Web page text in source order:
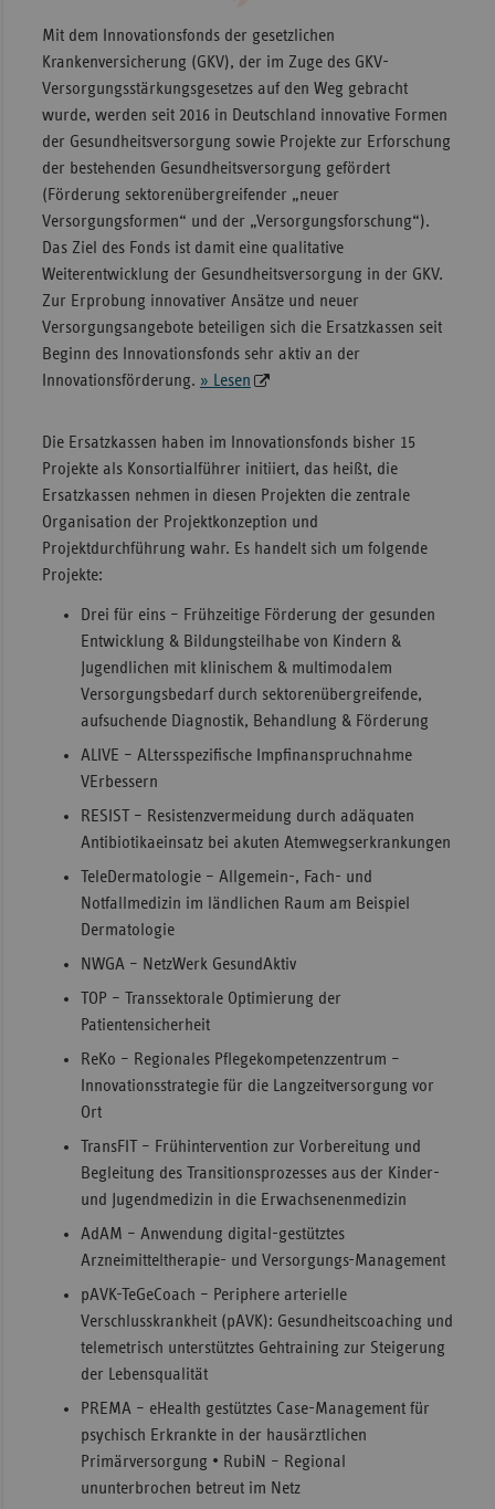
Mit dem Innovationsfonds der gesetzlichen
Krankenversicherung (GKV), der im Zuge des GKV-
Versorgungsstärkungsgesetzes auf den Weg gebracht
wurde, werden seit 2016 in Deutschland innovative Formen
der Gesundheitsversorgung sowie Projekte zur Erforschung
der bestehenden Gesundheitsversorgung gefördert
(Förderung sektorenübergreifender „neuer
Versorgungsformen“ und der „Versorgungsforschung“).
Das Ziel des Fonds ist damit eine qualitative
Weiterentwicklung der Gesundheitsversorgung in der GKV.
Zur Erprobung innovativer Ansätze und neuer
Versorgungsangebote beteiligen sich die Ersatzkassen seit
Beginn des Innovationsfonds sehr aktiv an der
Innovationsförderung. » Lesen
Die Ersatzkassen haben im Innovationsfonds bisher 15
Projekte als Konsortialführer initiiert, das heißt, die
Ersatzkassen nehmen in diesen Projekten die zentrale
Organisation der Projektkonzeption und
Projektdurchführung wahr. Es handelt sich um folgende
Projekte:
Drei für eins – Frühzeitige Förderung der gesunden
Entwicklung & Bildungsteilhabe von Kindern &
Jugendlichen mit klinischem & multimodalem
Versorgungsbedarf durch sektorenübergreifende,
aufsuchende Diagnostik, Behandlung & Förderung
ALIVE – ALtersspezifische Impfinanspruchnahme
VErbessern
RESIST – Resistenzvermeidung durch adäquaten
Antibiotikaeinsatz bei akuten Atemwegserkrankungen
TeleDermatologie – Allgemein-, Fach- und
Notfallmedizin im ländlichen Raum am Beispiel
Dermatologie
NWGA – NetzWerk GesundAktiv
TOP – Transsektorale Optimierung der
Patientensicherheit
ReKo – Regionales Pflegekompetenzzentrum –
Innovationsstrategie für die Langzeitversorgung vor
Ort
TransFIT – Frühintervention zur Vorbereitung und
Begleitung des Transitionsprozesses aus der Kinder-
und Jugendmedizin in die Erwachsenenmedizin
AdAM – Anwendung digital-gestütztes
Arzneimitteltherapie- und Versorgungs-Management
pAVK-TeGeCoach – Periphere arterielle
Verschlusskrankheit (pAVK): Gesundheitscoaching und
telemetrisch unterstütztes Gehtraining zur Steigerung
der Lebensqualität
PREMA – eHealth gestütztes Case-Management für
psychisch Erkrankte in der hausärztlichen
Primärversorgung • RubiN – Regional
ununterbrochen betreut im Netz